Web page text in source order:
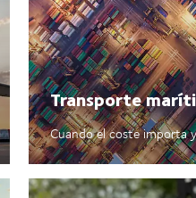
Transporte
Cuando el coste importa